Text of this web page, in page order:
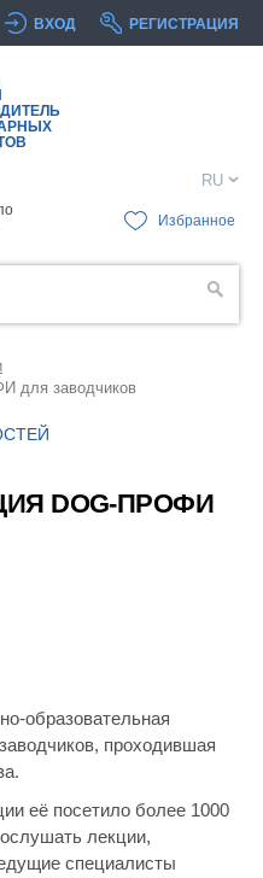
ВХОД РЕГИСТРАЦИЯ
RU
Избранное
для заводчиков
DOG-ПРОФИ
образовательная
проходившая
её посетило более 1000
лекции,
специалисты